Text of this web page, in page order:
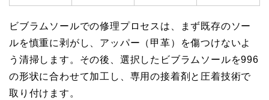
ビブラムソールでの修理プロセスは、まず既存のソー
ルを慎重に剥がし、アッパー（甲革）を傷つけないよ
う清掃します。その後、選択したビブラムソールを996
の形状に合わせて加工し、専用の接着剤と圧着技術で
取り付けます。